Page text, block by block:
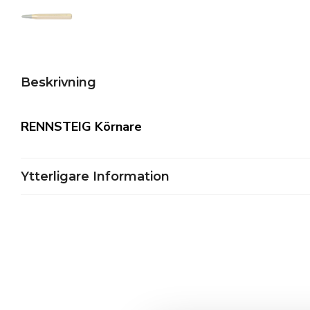
Beskrivning
RENNSTEIG Körnare
Ytterligare Information